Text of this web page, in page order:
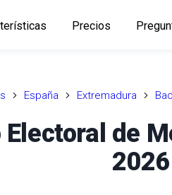
Precios
España Extremadura
Electoral de
2026